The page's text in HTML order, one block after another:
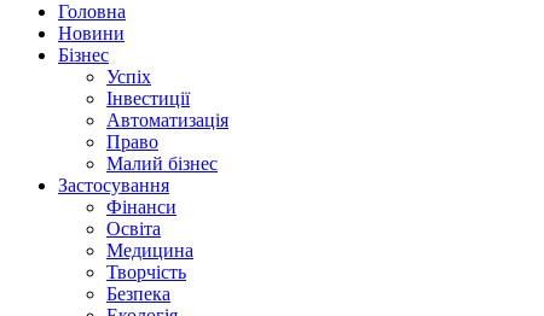
Головна
Новини
Бізнес
Успіх
Інвестиції
Автоматизація
Право
Малий бізнес
Застосування
Фінанси
Освіта
Медицина
Творчість
Безпека